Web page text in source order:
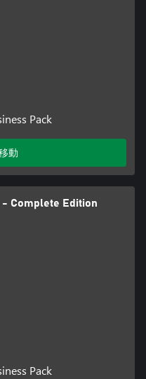
Pack
動
Complete Edition
Pack